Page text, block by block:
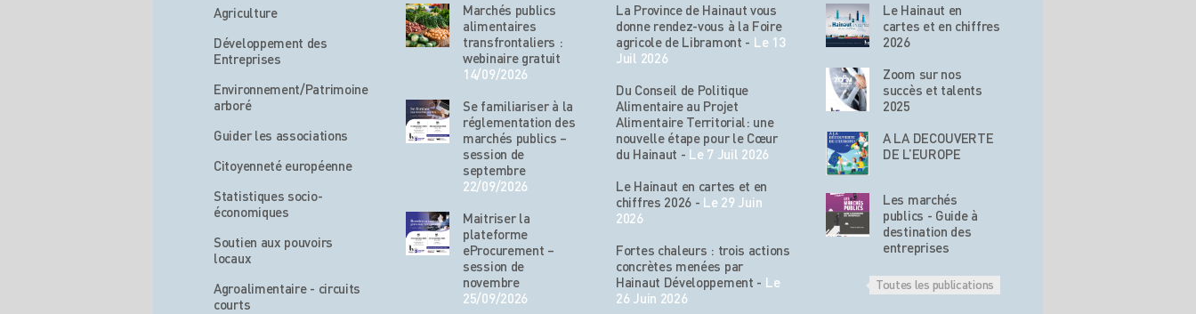
Agriculture
Développement des
Entreprises
Environnement/Patrimoine
arboré
Guider les associations
Citoyenneté européenne
Statistiques socio-
économiques
Soutien aux pouvoirs
locaux
Agroalimentaire - circuits
courts
Marchés publics
alimentaires
transfrontaliers :
webinaire gratuit
14/09/2026
Se familiariser à la
réglementation des
marchés publics –
session de
septembre
22/09/2026
Maitriser la
plateforme
eProcurement –
session de
novembre
25/09/2026
La Province de Hainaut vous
donne rendez-vous à la Foire
agricole de Libramont - Le 13
Juil 2026
Du Conseil de Politique
Alimentaire au Projet
Alimentaire Territorial: une
nouvelle étape pour le Cœur
du Hainaut - Le 7 Juil 2026
Le Hainaut en cartes et en
chiffres 2026 - Le 29 Juin
2026
Fortes chaleurs : trois actions
concrètes menées par
Hainaut Développement - Le
26 Juin 2026
Le Hainaut en
cartes et en chiffres
2026
Zoom sur nos
succès et talents
2025
A LA DECOUVERTE
DE L’EUROPE
Les marchés
publics - Guide à
destination des
entreprises
Toutes les publications